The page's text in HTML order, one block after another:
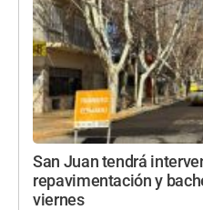
San Juan tendrá
repavimentación y
viernes